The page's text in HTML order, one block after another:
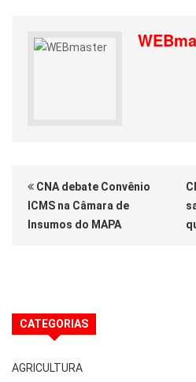
CNA debate Convênio
ICMS na Câmara de
Insumos do MAPA
CATEGORIAS
AGRICULTURA